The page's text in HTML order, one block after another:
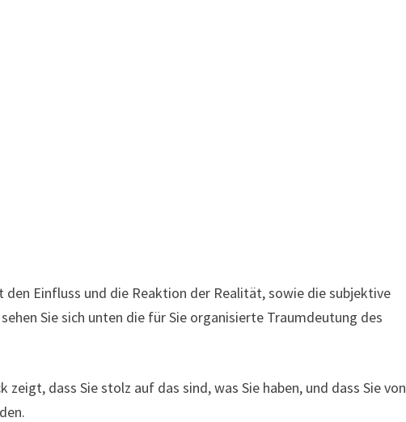
Einfluss und die Reaktion der Realität, sowie die subjektive
Sie sich unten die für Sie organisierte Traumdeutung des
zeigt, dass Sie stolz auf das sind, was Sie haben, und dass Sie von